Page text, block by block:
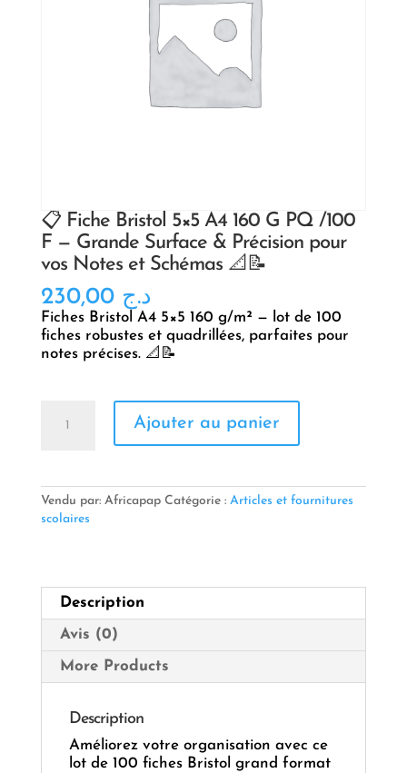
📋 Fiche Bristol 5×5 A4 160 G PQ /100
F — Grande Surface & Précision pour
vos Notes et Schémas 📐📝
د.ج 230,00
Fiches Bristol A4 5×5 160 g/m² — lot de 100
fiches robustes et quadrillées, parfaites pour
notes précises. 📐📝
5x5
A4
/100
Surface
&
Notes
Ajouter au panier
Vendu par: Africapap Catégorie : Articles et fournitures
scolaires
Description
Avis (0)
More Products
Description
Améliorez votre organisation avec ce
lot de 100 fiches Bristol grand format